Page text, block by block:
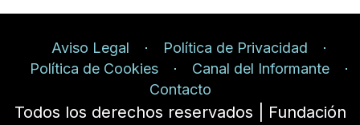
Aviso Legal
Política de Privacidad
Política de Cookies
Canal del Informante
Contacto
Todos los derechos reservados | Fundación